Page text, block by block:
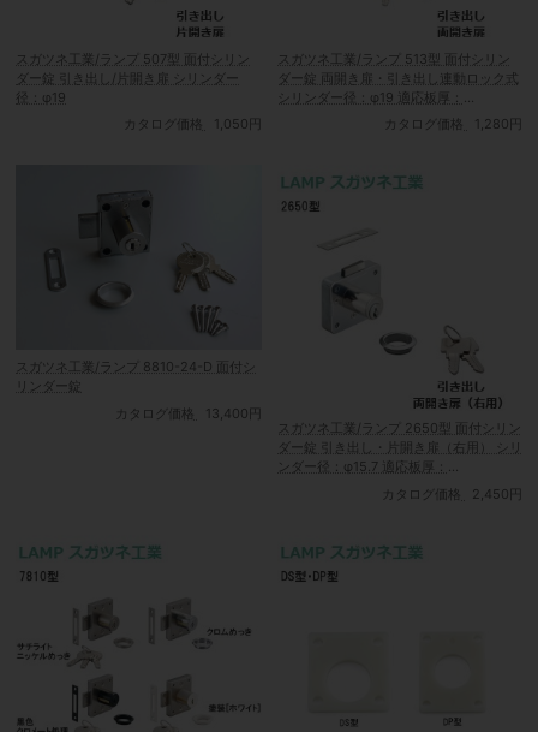
スガツネ工業/ランプ 507型 面付シリン
ダー錠 引き出し/片開き扉 シリンダー
径：φ19
カタログ価格
1,050円
スガツネ工業/ランプ 513型 面付シリン
ダー錠 両開き扉・引き出し連動ロック式
シリンダー径：φ19 適応板厚：
カタログ価格 1,280円
スガツネ工業/ランプ 8810-24-D 面付シ
リンダー錠
カタログ価格
13,400円
スガツネ工業/ランプ 2650型 面付シリン
ダー錠 引き出し・片開き扉（右用） シリ
ンダー径：φ15.7 適応板厚：
カタログ価格 2,450円